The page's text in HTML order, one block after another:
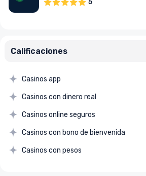
Calificaciones
Casinos app
Casinos con dinero real
Casinos online seguros
Casinos con bono de bienvenida
Casinos con pesos